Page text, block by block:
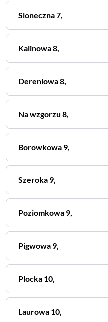
Sloneczna7,
Kalinowa8,
Dereniowa8,
Na wzgorzu 8,
Borowkowa 9,
Szeroka 9,
Poziomkowa 9,
Pigwowa 9,
Plocka 10,
Laurowa 10,